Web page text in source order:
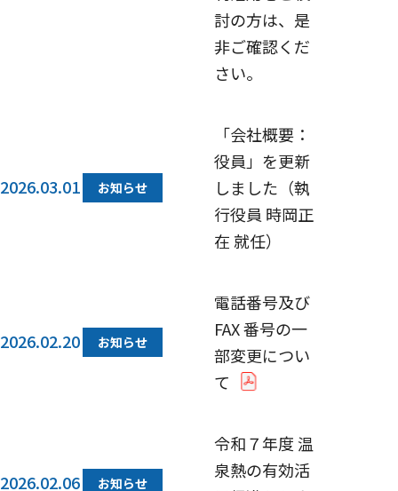
討の方は、是
非ご確認くだ
さい。
2026.03.01 お知らせ
「会社概要：
役員」を更新
しました（執
行役員 時岡正
在 就任）
2026.02.20 お知らせ
電話番号及び
FAX 番号の一
部変更につい
て
2026.02.06 お知らせ
令和７年度 温
泉熱の有効活